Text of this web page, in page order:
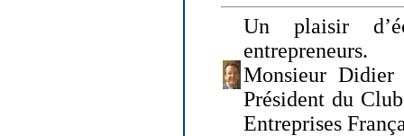
Un plaisir
entrepreneurs.
Monsieur
Président du
Entreprises